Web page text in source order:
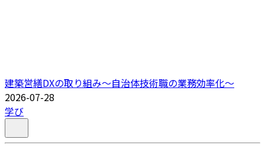
建築営繕DXの取り組み～自治体技術職の業務効率化～
2026-07-28
学び